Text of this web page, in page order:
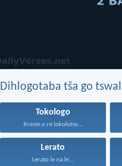
Dihlogotaba tša go
Tokologo
Kreste o re lokolotse...
Lerato
Lerato le na le...